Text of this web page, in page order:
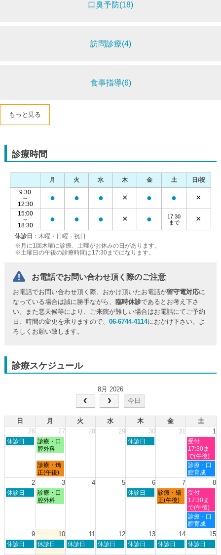
口臭予防(18)
訪問診療(4)
食事指導(6)
もっと見る
診療時間
休診日 ：木曜・日曜・祝日
※月に1回木曜に診療、土曜がお休みの日があります。
※土曜日の午後の診療時間は17:30までになります。
月 火 水 木 金 土
日/祝
9:30
～
12:30
● ● ● × ● ● ×
15:00
～
18:30
● ● ● × ●
17:30
まで
×
お電話でお問い合わせ頂く際のご注意
お電話でお問い合わせ頂く際、おかけ頂いたお電話が留守電対応に
なっている場合は誠に勝手ながら、
臨時休診であるとお考え下さ
い。また悪天候等により、ご来院が難しい場合はお電話にてご予約
日、時間の変更を承りますので、06-6744-4114におかけ下さい。よ
ろしくお願い致します。
診療スケジュール
8月 2026
今日
日 月 火 水 木 金
土
26
27 28 29 30 31 1
日
26th
休診日
月
曜
7
月
27th
診療・口
腔外科
木
30th
休診日
土
曜
日,
8
月
1st
受付
17:30ま
で(午後)
月
曜
日,
月
27th
診療・矯
正(午後)
土
曜
日,
月
1st
2026
診療・口
腔育成
2 3 4 5 6 7 8
日
2nd
休診日
月
曜
3rd
診療・口
腔外科
木
6th
休診日
金
曜
7th
診療・矯
正(午後)
土
曜
日,
8
月
8th
受付
17:30ま
で(午後)
土
曜
日,
月
診療・口
腔育成
9 10 11 12 13 14 15
日
休診日
月
休診日
火
休診日
水
休診日
木
休診日
金
休診日
土
休診日